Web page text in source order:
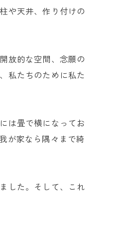
や天井、作り付けの
放的な空間、念願の
私たちのために私た
は畳で横になってお
が家なら隅々まで綺
した。そして、これ